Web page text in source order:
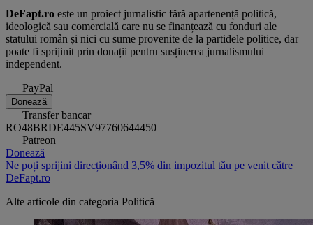
DeFapt.ro este un proiect jurnalistic fără apartenență politică,
ideologică sau comercială care nu se finanțează cu fonduri ale
statului român și nici cu sume provenite de la partidele politice, dar
poate fi sprijinit prin donații pentru susținerea jurnalismului
independent.
PayPal
Donează
Transfer bancar
RO48BRDE445SV97760644450
Patreon
Donează
Ne poți sprijini direcționând 3,5% din impozitul tău pe venit către
DeFapt.ro
Alte articole din categoria Politică